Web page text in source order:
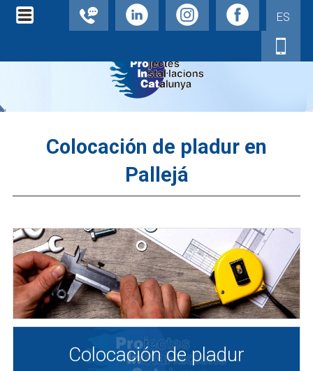
ES
Colocación de pladur en
Pallejá
Colocación de pladur